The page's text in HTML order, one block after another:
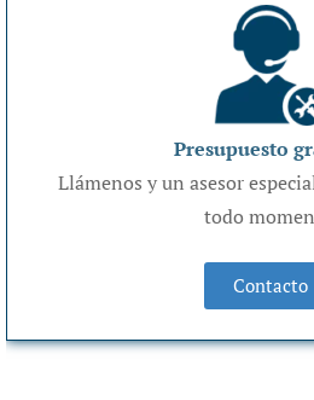
Presupuesto
Llámenos y un asesor
todo
Contacto